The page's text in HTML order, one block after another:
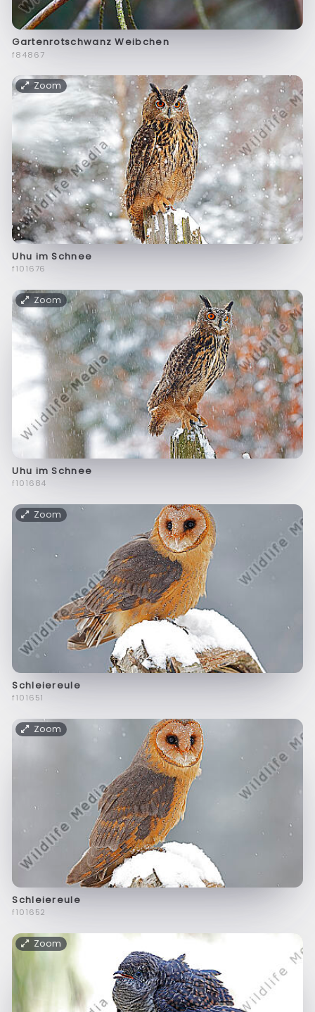
Gartenrotschwanz Weibchen
f84867
Zoom
Uhu im Schnee
f101676
Zoom
Uhu im Schnee
f101684
Zoom
Schleiereule
f101651
Zoom
Schleiereule
f101652
Zoom